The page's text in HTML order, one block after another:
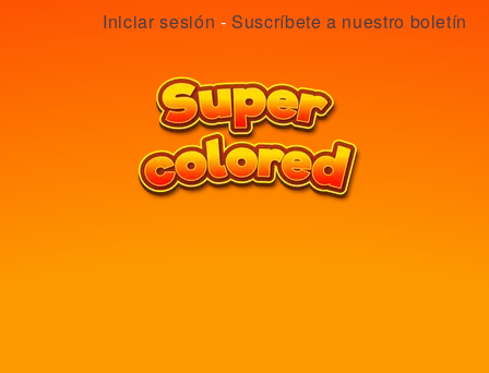
Iniciar sesión -Suscríbete a nuestro boletín